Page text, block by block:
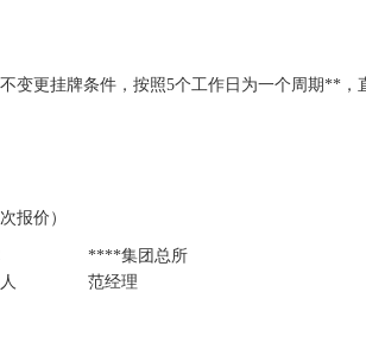
变更挂牌条件，按照5个工作日为一个周期**，
报价）
****集团总所
范经理